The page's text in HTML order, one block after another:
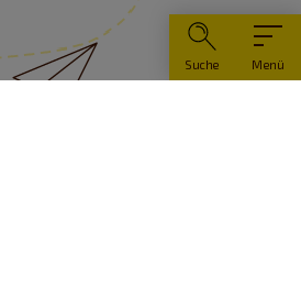
Menü
Suche